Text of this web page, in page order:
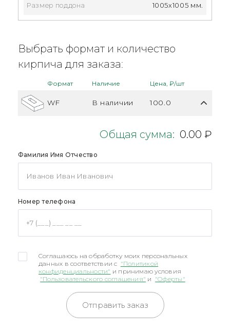
Размер поддона 1005x1005 мм.
Выбрать формат и количество
кирпича для заказа:
Формат Наличие Цена, ₽/шт
WF В наличии 100.0
Общая сумма: 0.00 ₽
Фамилия Имя Отчество
Номер телефона
Соглашаюсь на обработку моих персональных
данных в соответствии с "Политикой
конфиденциальности" и принимаю условия
"Пользовательского соглашения" и "Оферты"
Отправить заказ